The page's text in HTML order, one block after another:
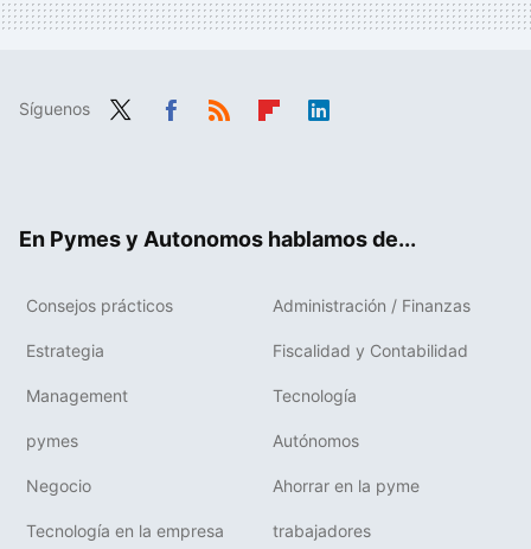
Síguenos
En Pymes y Autonomos hablamos de...
Consejos prácticos Administración / Finanzas
Estrategia Fiscalidad y Contabilidad
Management Tecnología
pymes Autónomos
Negocio Ahorrar en la pyme
Tecnología en la empresa trabajadores